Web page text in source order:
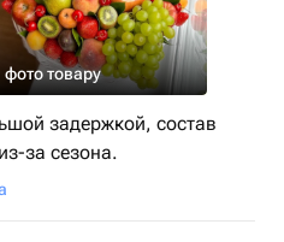
фото товару
задержкой, состав
за сезона.